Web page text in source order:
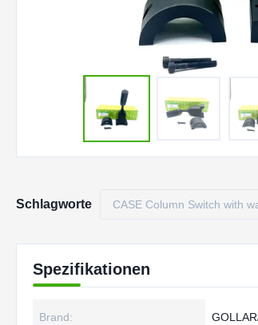
Schlagworte CASE Column Switch with
Spezifikationen
Brand: